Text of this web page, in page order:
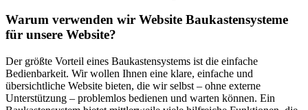
Warum verwenden wir Website Baukastensysteme
für unsere Website?
Der größte Vorteil eines Baukastensystems ist die einfache
Bedienbarkeit. Wir wollen Ihnen eine klare, einfache und
übersichtliche Website bieten, die wir selbst – ohne externe
Unterstützung – problemlos bedienen und warten können. Ein